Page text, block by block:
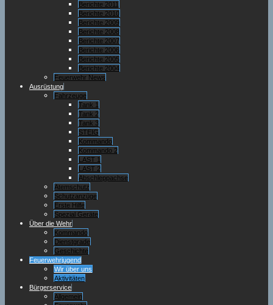
Berichte 2011
Berichte 2010
Berichte 2009
Berichte 2008
Berichte 2007
Berichte 2006
Berichte 2005
Berichte 2004
Feuerwehr News
Ausrüstung
Fahrzeuge
Tank 1
Tank 2
Tank 3
STEIG
Kommando
Kommando 2
LAST 1
LAST 2
Abschleppachse
Atemschutz
Schutzanzüge
Erste Hilfe
Spezial Geräte
Über die Wehr
Kommando
Dienstgrade
Geschichte
Feuerwehrjugend
Wir über uns
Aktivitäten
Bürgerservice
Allgemein